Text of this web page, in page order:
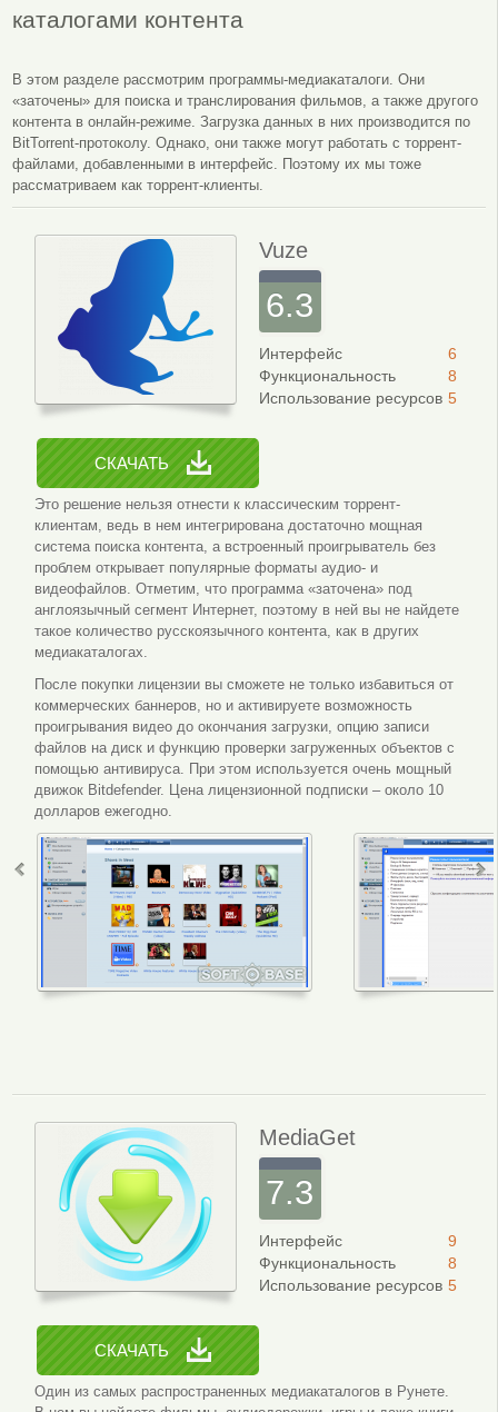
каталогами контента
В этом разделе рассмотрим программы-медиакаталоги. Они
«заточены» для поиска и транслирования фильмов, а также другого
контента в онлайн-режиме. Загрузка данных в них производится по
BitTorrent-протоколу. Однако, они также могут работать с торрент-
файлами, добавленными в интерфейс. Поэтому их мы тоже
рассматриваем как торрент-клиенты.
Vuze
6.3
Интерфейс
Функциональность
Использование ресурсов
6
8
5
СКАЧАТЬ
Это решение нельзя отнести к классическим торрент-
клиентам, ведь в нем интегрирована достаточно мощная
система поиска контента, а встроенный проигрыватель без
проблем открывает популярные форматы аудио- и
видеофайлов. Отметим, что программа «заточена» под
англоязычный сегмент Интернет, поэтому в ней вы не найдете
такое количество русскоязычного контента, как в других
медиакаталогах.
После покупки лицензии вы сможете не только избавиться от
коммерческих баннеров, но и активируете возможность
проигрывания видео до окончания загрузки, опцию записи
файлов на диск и функцию проверки загруженных объектов с
помощью антивируса. При этом используется очень мощный
движок Bitdefender. Цена лицензионной подписки – около 10
долларов ежегодно.
MediaGet
7.3
Интерфейс
Функциональность
Использование ресурсов
9
8
5
СКАЧАТЬ
Один из самых распространенных медиакаталогов в Рунете.